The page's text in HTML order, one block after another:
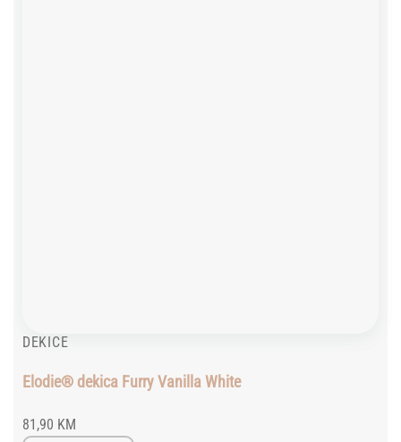
DEKICE
Elodie® dekica Furry Vanilla White
81,90 KM